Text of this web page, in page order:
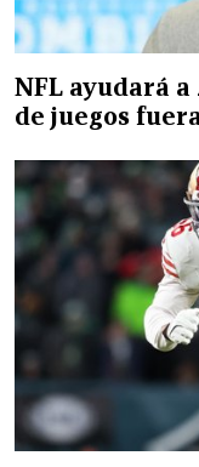
NFL ayudará
de juegos